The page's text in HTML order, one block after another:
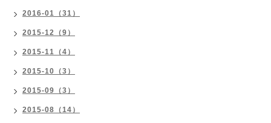
2016-01（31）
2015-12（9）
2015-11（4）
2015-10（3）
2015-09（3）
2015-08（14）